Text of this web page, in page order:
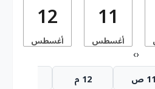
11
أغسطس
12
أغسطس
‹
›
11 ص 12 م